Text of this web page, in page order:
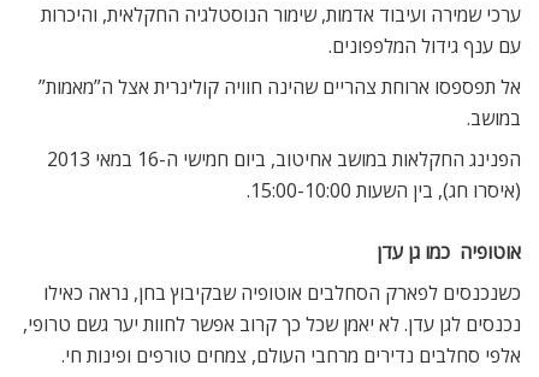
ערכי שמירה ועיבוד אדמות, שימור הנוסטלגיה החקלאית, והיכרות
עם ענף גידול המלפפונים.
אל תפספסו ארוחת צהריים שהינה חוויה קולינרית אצל ה”מאמות”
במושב.
הפנינג החקלאות במושב אחיטוב, ביום חמישי ה-16 במאי 2013
(איסרו חג), בין השעות 15:00-10:00.
אוטופיה  כמו גן עדן
כשנכנסים לפארק הסחלבים אוטופיה שבקיבוץ בחן, נראה כאילו
נכנסים לגן עדן. לא יאמן שכל כך קרוב אפשר לחוות יער גשם טרופי,
אלפי סחלבים נדירים מרחבי העולם, צמחים טורפים ופינות חי.